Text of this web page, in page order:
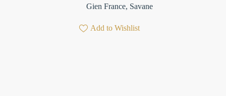
Gien France, Savane
Add to Wishlist